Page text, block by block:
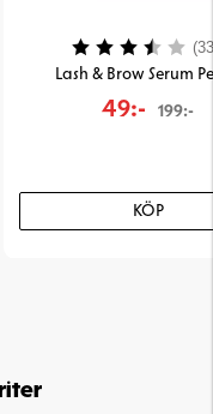
stjärnor
Lash & Brow Serum
49:- 199:-
KÖP
Betyg: